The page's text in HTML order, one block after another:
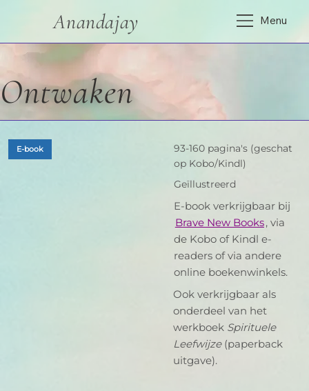
Anandajay Menu
Ontwaken
93-160 pagina's (geschat
op Kobo/Kindl)
Geïllustreerd
E-book verkrijgbaar bij
Brave New Books, via
de Kobo of Kindl e-
readers of via andere
online boekenwinkels.
Ook verkrijgbaar als
onderdeel van het
werkboek Spirituele
Leefwijze(paperback
uitgave).
E-book